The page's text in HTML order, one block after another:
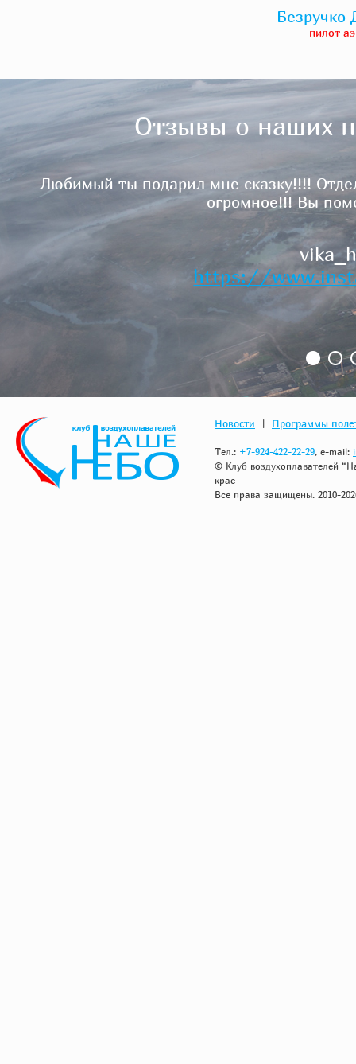
Безручко
пилот
Отзывы о наших
мне сказку!!!! Отдельное спасибо
огромное!!! Вы помогаете людям быть
vika_hohlova,
https://www.instagram.com/p/
1 2
Новости | Программы
Тел.: +7-924-422-22-29, e-mail:
© Клуб воздухоплавателей
крае
Все права защищены. 2010-